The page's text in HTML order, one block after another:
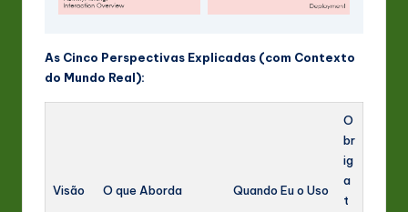
As Cinco Perspectivas Explicadas (com Contexto
do Mundo Real):
Visão O que Aborda Quando Eu o Uso
O
br
ig
a
t